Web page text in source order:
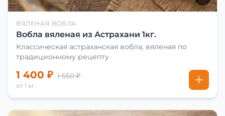
ВЯЛЕНАЯ ВОБЛА
Вобла вяленая из Астрахани 1кг.
Классическая астраханская вобла, вяленая по
традиционному рецепту
1 400 ₽ 1 550 ₽
от 1 кг.